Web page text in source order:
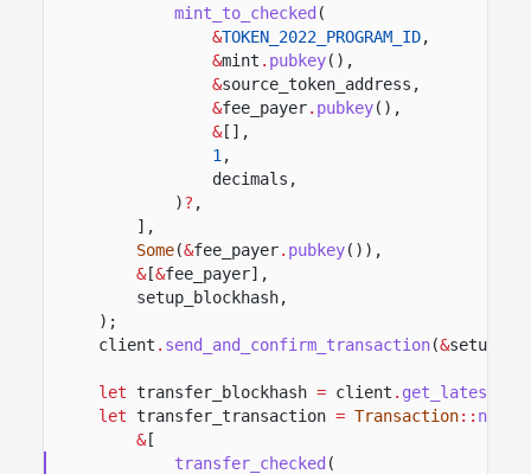
mint_to_checked (
&TOKEN_2022_PROGRAM_ID,
&mint . pubkey(),
&source_token_address,
&fee_payer. pubkey(),
&[],
1 ,
decimals,
)? ,
],
Some(&fee_payer. pubkey()),
&[&fee_payer],
setup_blockhash,
);
client . send_and_confirm_transaction(&
let transfer_blockhash = client .
let transfer_transaction = Transaction::
&[
transfer_checked (